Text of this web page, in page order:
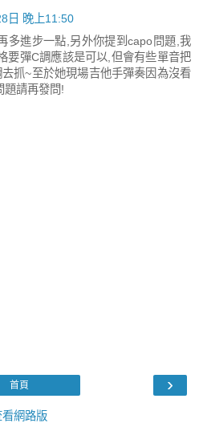
日 晚上11:50
多進步一點,另外你提到capo問題,我
要彈C調應該是可以,但會有些單音把
抓~至於她現場吉他手彈奏因為沒看
題請再發問!
›
首頁
看網路版